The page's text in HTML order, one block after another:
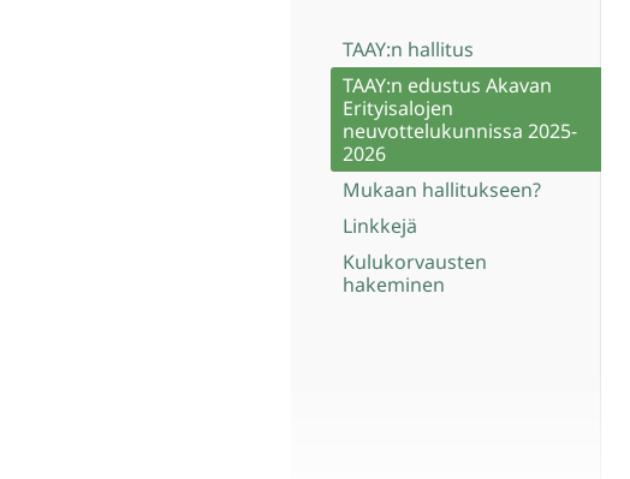
TAAY:n hallitus
TAAY:n edustus Akavan
Erityisalojen
neuvottelukunnissa 2025-
2026
Mukaan hallitukseen?
Linkkejä
Kulukorvausten
hakeminen